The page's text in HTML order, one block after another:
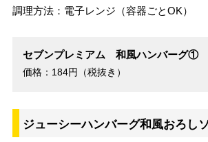
調理方法：電子レンジ（容器ごとOK）
セブンプレミアム 和風ハンバーグ①
価格：184円（税抜き）
ジューシーハンバーグ和風おろし